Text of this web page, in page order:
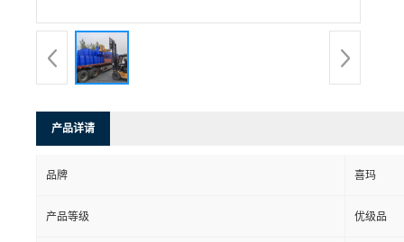
产品详请
品牌 喜玛
产品等级 优级品